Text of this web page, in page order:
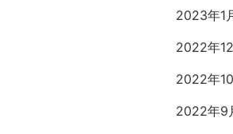
2023年1
2022年
2022年
2022年9